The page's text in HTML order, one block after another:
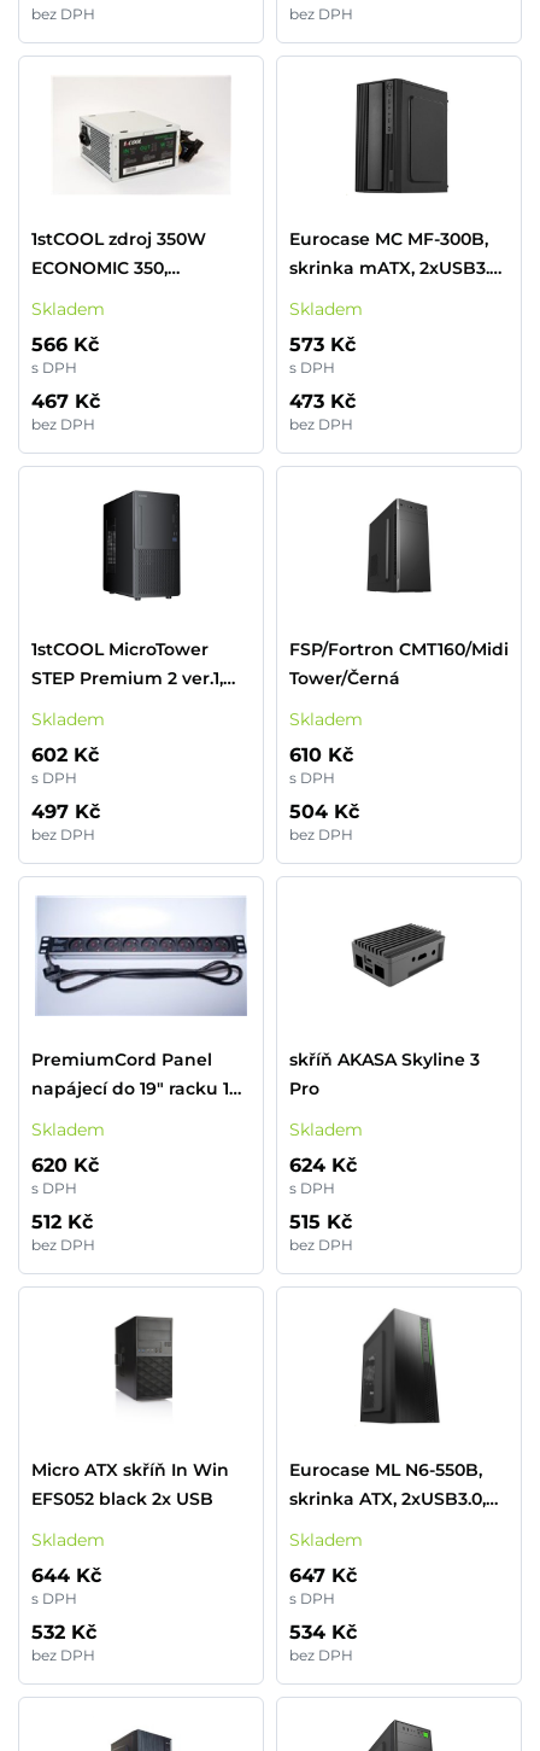
bez DPH bez DPH
1stCOOL zdroj 350W
ECONOMIC 350,
ventilátor 120mm
PC case)
Skladem
566 Kč
s DPH
467 Kč
bez DPH
Eurocase MC MF-300B,
skrinka mATX, 2xUSB3.0,
čierna
Skladem
573 Kč
s DPH
473 Kč
bez DPH
1stCOOL MicroTower
STEP Premium 2 ver.1,
AU, 4xUSB, black černý,
mATX (USB2, Audio) (PC
Skladem
602 Kč
s DPH
497 Kč
bez DPH
FSP/Fortron CMT160/Midi
Tower/Černá
Skladem
610 Kč
s DPH
504 Kč
bez DPH
PremiumCord Panel
napájecí do 19" racku 1U,
9x230V, 2m kabel
Skladem
620 Kč
s DPH
512 Kč
bez DPH
skříň AKASA Skyline 3
Pro
Skladem
624 Kč
s DPH
515 Kč
bez DPH
Micro ATX skříň In Win
EFS052 black 2x USB
Skladem
644 Kč
s DPH
532 Kč
bez DPH
Eurocase ML N6-550B,
skrinka ATX, 2xUSB3.0,
čierna
Skladem
647 Kč
s DPH
534 Kč
bez DPH